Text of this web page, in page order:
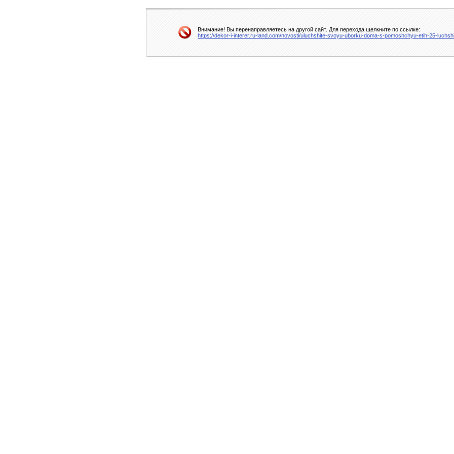
Внимание! Вы перенаправляетесь на другой сайт. Для перехода щелкните по ссылке:
https://dekor-i-interer.ru-land.com/novosti/uluchshite-svoyu-uborku-doma-s-pomoshchyu-etih-25-